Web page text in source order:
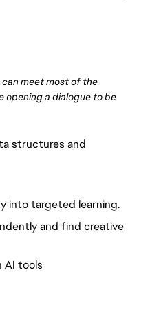
can meet most of the
opening a dialogue to be
structures and
into targeted learning.
and find creative
AI tools